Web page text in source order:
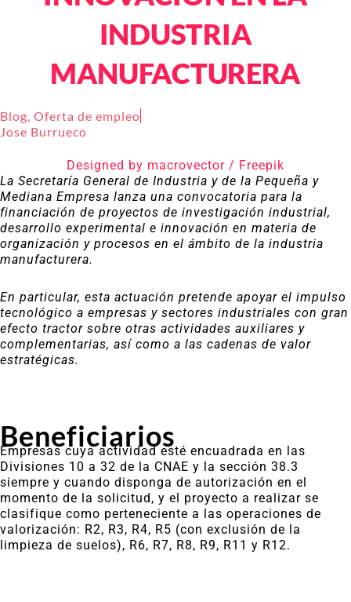
INDUSTRIA
MANUFACTURERA
Blog, Oferta de empleo
Jose Burrueco
Designed by macrovector / Freepik
La Secretaría General de Industria y de la Pequeña y
Mediana Empresa lanza una convocatoria para la
financiación de proyectos de investigación industrial,
desarrollo experimental e innovación en materia de
organización y procesos en el ámbito de la industria
manufacturera.
En particular, esta actuación pretende apoyar el impulso
tecnológico a empresas y sectores industriales con gran
efecto tractor sobre otras actividades auxiliares y
complementarias, así como a las cadenas de valor
estratégicas.
Beneficiarios
Empresas cuya actividad esté encuadrada en las
Divisiones 10 a 32 de la CNAE y la sección 38.3
siempre y cuando disponga de autorización en el
momento de la solicitud, y el proyecto a realizar se
clasifique como perteneciente a las operaciones de
valorización: R2, R3, R4, R5 (con exclusión de la
limpieza de suelos), R6, R7, R8, R9, R11 y R12.